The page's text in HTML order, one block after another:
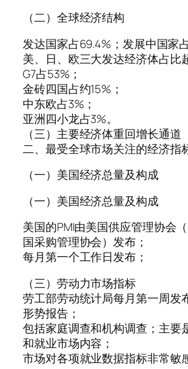
（二）全球经济结构
发达国家占69.4%；发展中国家
美、日、欧三大发达经济体占比
G7占53%；
金砖四国占约15%；
中东欧占3%；
亚洲四小龙占3%。
（三）主要经济体重回增长通道
二、最受全球市场关注的经济指
（一）美国经济总量及构成
（一）美国经济总量及构成
美国的PMI由美国供应管理协会
国采购管理协会）发布；
每月第一个工作日发布；
（三）劳动力市场指标
劳工部劳动统计局每月第一周发
形势报告；
包括家庭调查和机构调查；主要
和就业市场内容；
市场对各项就业数据指标非常敏